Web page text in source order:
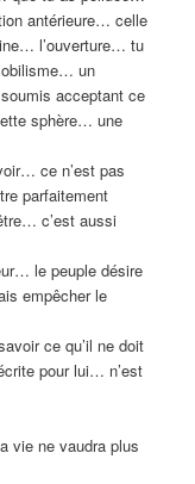
antérieure… celle
l’ouverture… tu
un
acceptant ce
sphère… une
ce n’est pas
parfaitement
c’est aussi
le peuple désire
empêcher le
ce qu’il ne doit
pour lui… n’est
vie ne vaudra plus